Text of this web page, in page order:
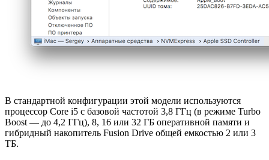
В стандартной конфигурации этой модели используются
процессор Core i5 с базовой частотой 3,8 ГГц (в режиме Turbo
Boost — до 4,2 ГГц), 8, 16 или 32 ГБ оперативной памяти и
гибридный накопитель Fusion Drive общей емкостью 2 или 3
ТБ.